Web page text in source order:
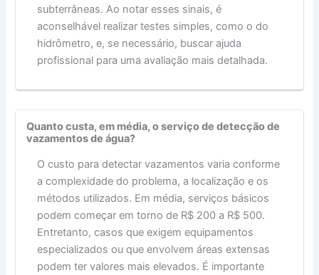
subterrâneas. Ao notar esses sinais, é
aconselhável realizar testes simples, como o do
hidrômetro, e, se necessário, buscar ajuda
profissional para uma avaliação mais detalhada.
Quanto custa, em média, o serviço de detecção de
vazamentos de água?
O custo para detectar vazamentos varia conforme
a complexidade do problema, a localização e os
métodos utilizados. Em média, serviços básicos
podem começar em torno de R$ 200 a R$ 500.
Entretanto, casos que exigem equipamentos
especializados ou que envolvem áreas extensas
podem ter valores mais elevados. É importante